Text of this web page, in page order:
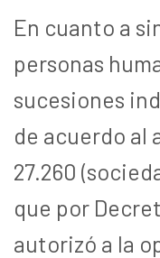
En cuanto a
personas
sucesiones
de acuerdo al
27.260
que por
autorizó a la